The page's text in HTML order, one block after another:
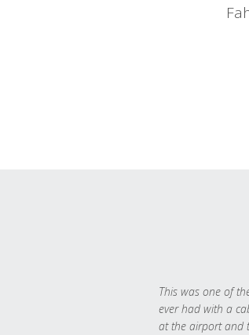
This was one of
ever had with a
at the airport and